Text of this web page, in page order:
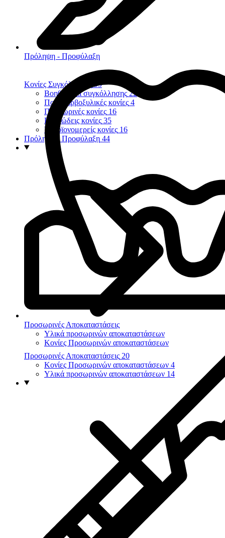
Πρόληψη - Προφύλαξη
Προσωρινές Αποκαταστάσεις
Υλικά προσωρινών αποκαταστάσεων
Κονίες Προσωρινών αποκαταστάσεων
Κονίες Συγκόλλησης
99
Βοηθήματα συγκόλλησης 22
Πολυκαρβοξυλικές κονίες 4
Προσωρινές κονίες 16
Ρητινώδεις κονίες 35
Υαλοϊονομερείς κονίες 16
Πρόληψη - Προφύλαξη 44
Προσωρινές Αποκαταστάσεις 20
Κονίες Προσωρινών αποκαταστάσεων 4
Υλικά προσωρινών αποκαταστάσεων 14